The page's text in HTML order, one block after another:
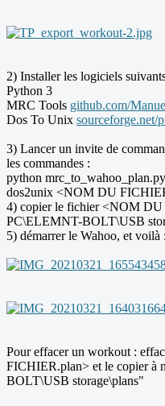
2) Installer les logiciels
Python 3
MRC Tools github.com/
Dos To Unix sourceforge.net/
3) Lancer un invite de
les commandes :
python
dos2unix <NOM DU
4) copier le fichier <NOM DU
PC\ELEMNT-BOLT\USB
5) démarrer le Wahoo, et voilà :
Pour effacer un workout :
FICHIER.plan> et le copier à
BOLT\USB storage\plans"